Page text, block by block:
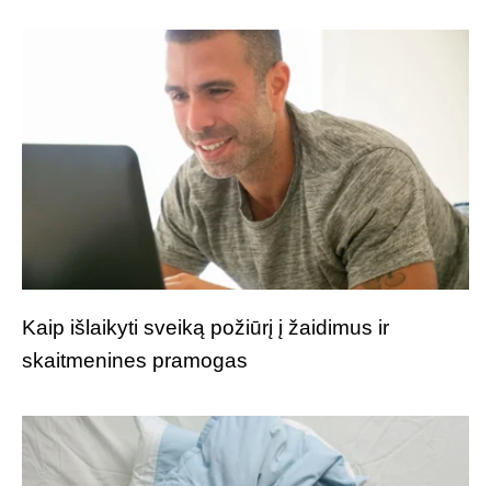
Kaip išlaikyti sveiką požiūrį į žaidimus ir
skaitmenines pramogas